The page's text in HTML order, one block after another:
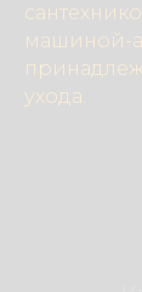
машиной-
ухода.